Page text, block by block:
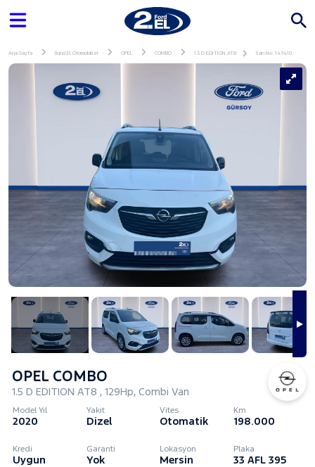
Ana Sayfa İkinci El Otomobiller OPEL COMBO 1.5 D EDITION AT8 İlan No: 143410
OPEL COMBO
1.5 D EDITION AT8 , 129Hp, Combi Van
Model Yıl
2020
Yakıt
Dizel
Vites
Otomatik
Km
198.000
Kredi
Uygun
Garanti
Yok
Lokasyon
Mersin
Plaka
33 AFL 395